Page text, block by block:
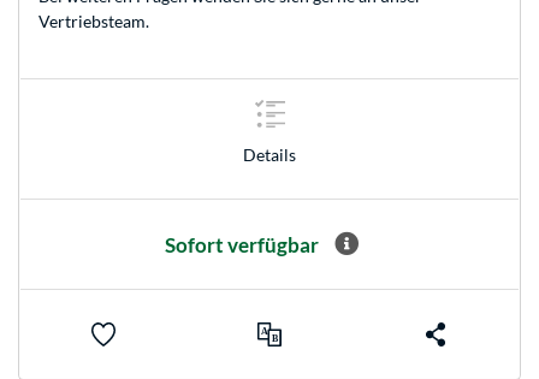
Vertriebsteam.
Details
Sofort verfügbar